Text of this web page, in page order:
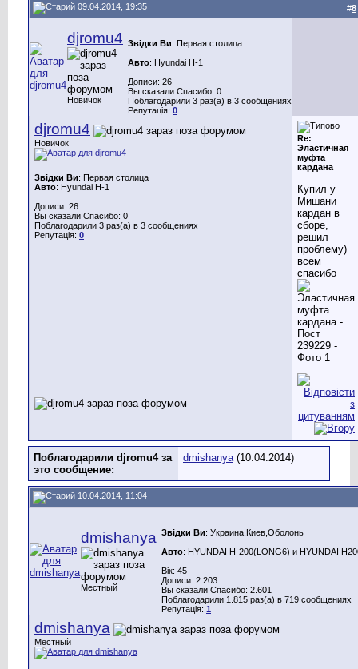
09.04.2014, 19:35 #8
djromu4
Новичок
Звідки Ви: Первая столица
Авто: Hyundai H-1
Дописи: 26
Вы сказали Спасибо: 0
Поблагодарили 3 раз(а) в 3 сообщениях
Репутація: 0
djromu4
Новичок
Звідки Ви: Первая столица
Авто: Hyundai H-1
Дописи: 26
Вы сказали Спасибо: 0
Поблагодарили 3 раз(а) в 3 сообщениях
Репутація: 0
Re:
Эластичная
муфта
кардана
Купил у
Мишани
кардан в
сборе,
решил
проблему)
всем
спасибо
Поблагодарили djromu4 за
это сообщение:
dmishanya (10.04.2014)
10.04.2014, 11:04
dmishanya
Местный
Звідки Ви: Украина,Киев,Оболонь
Авто: HYUNDAI H-200(LONG6) и HYUNDAI
Вік: 45
Дописи: 2.203
Вы сказали Спасибо: 2.601
Поблагодарили 1.815 раз(а) в 719 сообщениях
Репутація: 1
dmishanya
Местный